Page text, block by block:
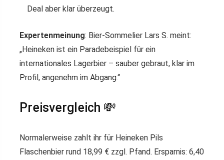
Deal aber klar überzeugt.
Expertenmeinung: Bier-Sommelier Lars S. meint:
„Heineken ist ein Paradebeispiel für ein
internationales Lagerbier – sauber gebraut, klar im
Profil, angenehm im Abgang.“
Preisvergleich 💸
Normalerweise zahlt ihr für Heineken Pils
Flaschenbier rund 18,99 € zzgl. Pfand. Ersparnis: 6,40